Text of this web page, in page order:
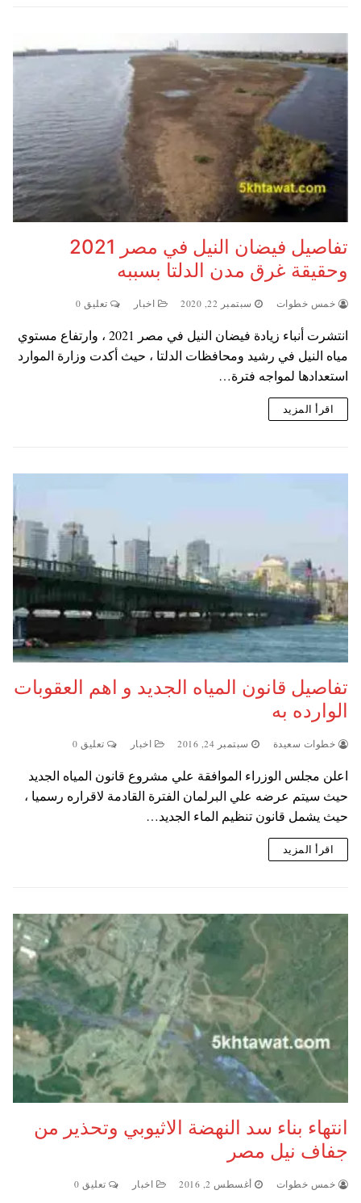
تفاصيل فيضان النيل في مصر 2021
وحقيقة غرق مدن الدلتا بسببه
خمس خطوات سبتمبر 22, 2020 اخبار تعليق 0
انتشرت أنباء زيادة فيضان النيل في مصر 2021 ، وارتفاع مستوي
مياه النيل في رشيد ومحافظات الدلتا ، حيث أكدت وزارة الموارد
استعدادها لمواجه فترة…
اقرأ المزيد
تفاصيل قانون المياه الجديد و اهم العقوبات
الوارده به
خطوات سعيدة سبتمبر 24, 2016 اخبار تعليق 0
اعلن مجلس الوزراء الموافقة علي مشروع قانون المياه الجديد
حيث سيتم عرضه علي البرلمان الفترة القادمة لاقراره رسميا ،
حيث يشمل قانون تنظيم الماء الجديد…
اقرأ المزيد
انتهاء بناء سد النهضة الاثيوبي وتحذير من
جفاف نيل مصر
خمس خطوات أغسطس 2, 2016 اخبار تعليق 0